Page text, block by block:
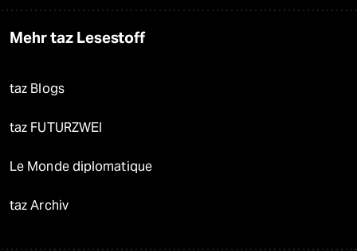
Mehr taz Lesestoff
taz Blogs
taz FUTURZWEI
Le Monde diplomatique
taz Archiv